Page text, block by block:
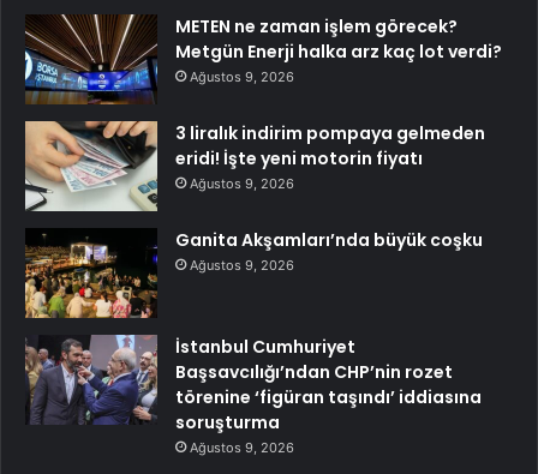
METEN ne zaman işlem görecek?
Metgün Enerji halka arz kaç lot verdi?
Ağustos 9, 2026
3 liralık indirim pompaya gelmeden
eridi! İşte yeni motorin fiyatı
Ağustos 9, 2026
Ganita Akşamları’nda büyük coşku
Ağustos 9, 2026
İstanbul Cumhuriyet
Başsavcılığı’ndan CHP’nin rozet
törenine ‘figüran taşındı’ iddiasına
soruşturma
Ağustos 9, 2026